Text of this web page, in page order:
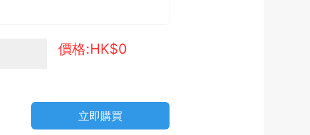
價格:HK$0
立即購買